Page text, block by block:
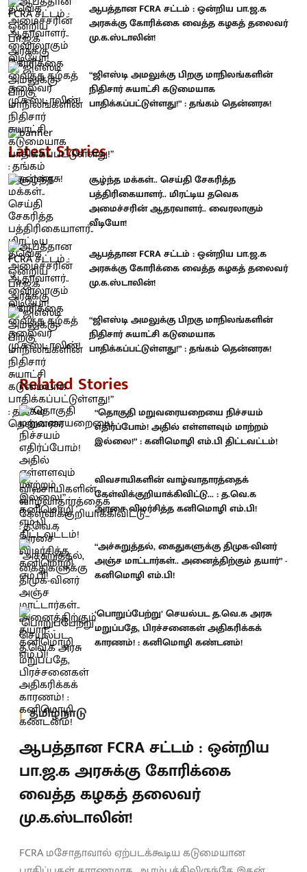
ஆபத்தான FCRA சட்டம் : ஒன்றிய பா.ஜ.க
அரசுக்கு கோரிக்கை வைத்த கழகத் தலைவர்
மு.க.ஸ்டாலின்!
“ஜிஎஸ்டி அமலுக்கு பிறகு மாநிலங்களின்
நிதிசார் சுயாட்சி கடுமையாக
பாதிக்கப்பட்டுள்ளது!” : தங்கம் தென்னரசு!
Latest Stories
சூழ்ந்த மக்கள்.. செய்தி சேகரித்த
பத்திரிகையாளர்.. மிரட்டிய தவெக
அமைச்சரின் ஆதரவாளர்.. வைரலாகும்
வீடியோ!
ஆபத்தான FCRA சட்டம் : ஒன்றிய பா.ஜ.க
அரசுக்கு கோரிக்கை வைத்த கழகத் தலைவர்
மு.க.ஸ்டாலின்!
“ஜிஎஸ்டி அமலுக்கு பிறகு மாநிலங்களின்
நிதிசார் சுயாட்சி கடுமையாக
பாதிக்கப்பட்டுள்ளது!” : தங்கம் தென்னரசு!
Related Stories
“தொகுதி மறுவரையறையை நிச்சயம்
எதிர்ப்போம்! அதில் எள்ளளவும் மாற்றம்
இல்லை!” : கனிமொழி எம்.பி திட்டவட்டம்!
விவசாயிகளின் வாழ்வாதாரத்தைக்
கேள்விக்குறியாக்கிவிட்டு... : த.வெ.க
அரசை விமர்சித்த கனிமொழி எம்.பி!
“அச்சுறுத்தல், கைதுகளுக்கு திமுக-வினர்
அஞ்ச மாட்டார்கள்.. அனைத்திற்கும் தயார்” -
கனிமொழி எம்.பி!
‘பொறுப்பேற்று’ செயல்பட த.வெ.க அரசு
மறுப்பதே, பிரச்சனைகள் அதிகரிக்கக்
காரணம்! : கனிமொழி கண்டனம்!
தமிழ்நாடு
ஆபத்தான FCRA சட்டம் : ஒன்றிய
பா.ஜ.க அரசுக்கு கோரிக்கை
வைத்த கழகத் தலைவர்
மு.க.ஸ்டாலின்!
FCRA மசோதாவால் ஏற்படக்கூடிய கடுமையான